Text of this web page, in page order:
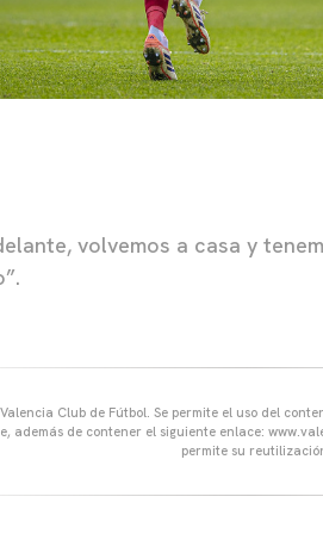
volvemos a casa y
Club de Fútbol. Se permite el uso del
además de contener el siguiente enlace:
permite su